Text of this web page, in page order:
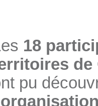
18
de
pu